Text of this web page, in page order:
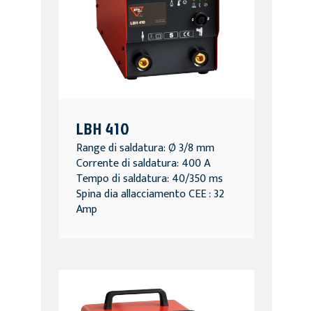
LBH 410
Range di saldatura: Ø 3/8 mm
Corrente di saldatura: 400 A
Tempo di saldatura: 40/350 ms
Spina dia allacciamento CEE : 32
Amp